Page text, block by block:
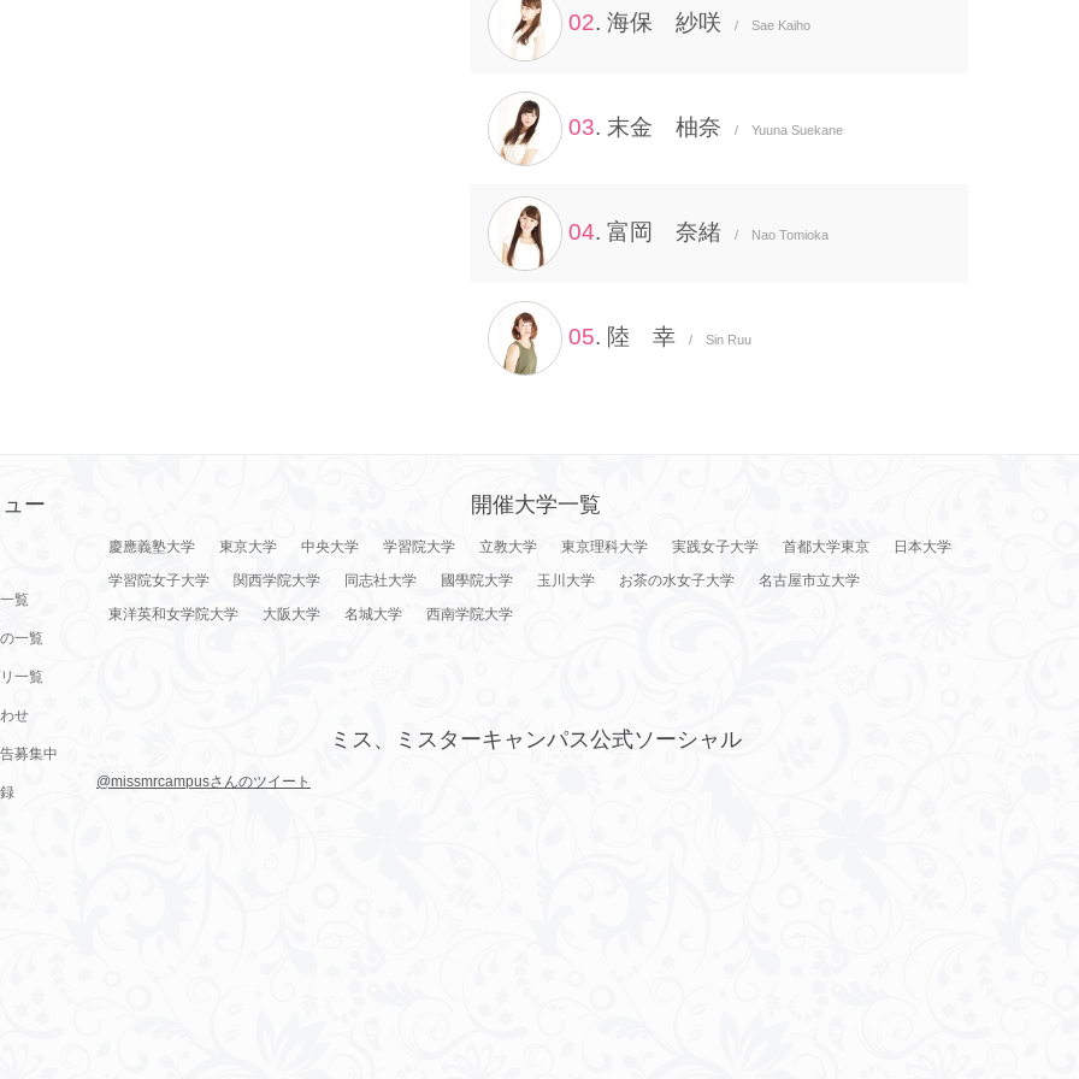
02. 海保 紗咲 / Sae Kaiho
03. 末金 柚奈 / Yuuna Suekane
04. 富岡 奈緒 / Nao Tomioka
05. 陸 幸 / Sin Ruu
ー
覧
一覧
一覧
せ
募集中
開催大学一覧
慶應義塾大学 東京大学 中央大学 学習院大学 立教大学 東京理科大学 実践女子大学 首都大学東京
日本大学
学習院女子大学
関西学院大学 同志社大学 國學院大学 玉川大学 お茶の水女子大学
名古屋市立大学
東洋英和女学院大学
大阪大学 名城大学 西南学院大学
ミス、ミスターキャンパス公式ソーシャル
@missmrcampusさんのツイート